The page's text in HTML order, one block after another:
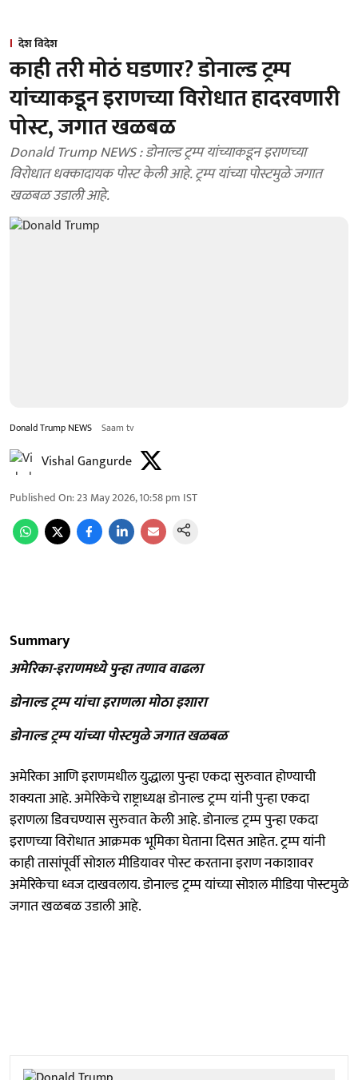
देश विदेश
काही तरी मोठं घडणार? डोनाल्ड ट्रम्प
यांच्याकडून इराणच्या विरोधात हादरवणारी
पोस्ट, जगात खळबळ
Donald Trump NEWS : डोनाल्ड ट्रम्प यांच्याकडून इराणच्या
विरोधात धक्कादायक पोस्ट केली आहे. ट्रम्प यांच्या पोस्टमुळे जगात
खळबळ उडाली आहे.
Donald Trump NEWS Saam tv
Vishal Gangurde
Published On:23 May 2026, 10:58 pm IST
Summary
अमेरिका-इराणमध्ये पुन्हा तणाव वाढला
डोनाल्ड ट्रम्प यांचा इराणला मोठा इशारा
डोनाल्ड ट्रम्प यांच्या पोस्टमुळे जगात खळबळ
अमेरिका आणि इराणमधील युद्धाला पुन्हा एकदा सुरुवात होण्याची
शक्यता आहे. अमेरिकेचे राष्ट्राध्यक्ष डोनाल्ड ट्रम्प यांनी पुन्हा एकदा
इराणला डिवचण्यास सुरुवात केली आहे. डोनाल्ड ट्रम्प पुन्हा एकदा
इराणच्या विरोधात आक्रमक भूमिका घेताना दिसत आहेत. ट्रम्प यांनी
काही तासांपूर्वी सोशल मीडियावर पोस्ट करताना इराण नकाशावर
अमेरिकेचा ध्वज दाखवलाय. डोनाल्ड ट्रम्प यांच्या सोशल मीडिया पोस्टमुळे
जगात खळबळ उडाली आहे.